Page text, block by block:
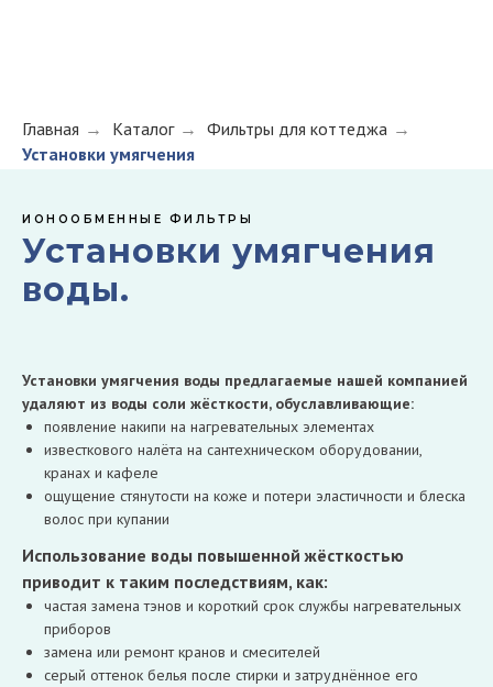
Главная → Каталог → Фильтры для коттеджа →
Установки умягчения
ИОНООБМЕННЫЕ ФИЛЬТРЫ
Установки умягчения
воды.
Установки умягчения воды предлагаемые нашей компанией
удаляют из воды соли жёсткости, обуславливающие:
появление накипи на нагревательных элементах
известкового налёта на сантехническом оборудовании,
кранах и кафеле
ощущение стянутости на коже и потери эластичности и блеска
волос при купании
Использование воды повышенной жёсткостью
приводит к таким последствиям, как:
частая замена тэнов и короткий срок службы нагревательных
приборов
замена или ремонт кранов и смесителей
серый оттенок белья после стирки и затруднённое его